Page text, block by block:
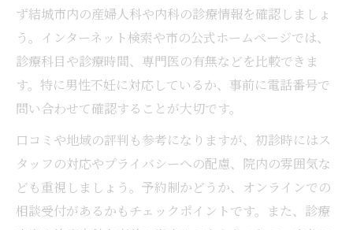
ず結城市内の産婦人科や内科の診療情報を確認しましょ
う。インターネット検索や市の公式ホームページでは、
診療科目や診療時間、専門医の有無などを比較できま
す。特に男性不妊に対応しているか、事前に電話番号で
問い合わせて確認することが大切です。
口コミや地域の評判も参考になりますが、初診時にはス
タッフの対応やプライバシーへの配慮、院内の雰囲気な
ども重視しましょう。予約制かどうか、オンラインでの
相談受付があるかもチェックポイントです。また、診療